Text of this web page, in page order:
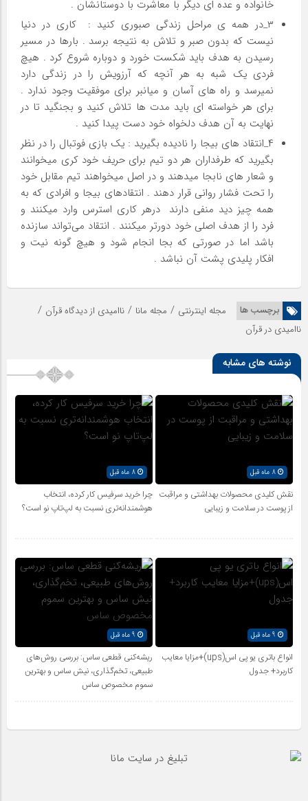
خانواده و عده ای دیگر با معاشرت با دوستانشان .
۳_در همه ی مراحل زندگی صبوری کنید : کاری در دنیا
نیست که بدون صبر و تلاش به نتیجه برسد . بارها در مسیر
رسیدن به هدف باید شکست خورد و دوباره شروع کرد . هیچ
فردی یک شبه به هر آنچه که آرزویش را در زندگی دارد
نمیرسد و راه های آسان و میانبر برای موفقیت وجود ندارد .
برای هر خواسته ای باید مدت ها تلاش کنید و بجنگید تا در
نهایت به آن هدف دلخواه خود دست پیدا کنید .
۴_انتقاد های بیجا را نادیده بگیرید : یک بازی فوتبال را در نظر
بگیرید که طرفداران هر دو تیم برای حریف خود کری میخوانند
و شعار های نابجا میدهند و در اصل میخواهند تیم مقابل خود
را تحت فشار روانی قرار دهند . انتقادهای بیجا و افرادی که به
همه چیز دید منفی دارند درهر کاری استرس وارد میکنند و
فرد را از هدف اصلی خود دورتر میکنند . انتقاد می‌تواند سازنده
باشد اما در صورتی که بجا انجام شود و هیچ گونه نیت و
افکار پلیدی پشت آن نباشد .
برچسب ها مجله اینترنتی / مجله مانا / ناامیدی از دیدگاه قرآن /
ناامیدی در قرآن
نوشته های مشابه
8 ماه قبل
نقش کلیدی محصولات بهداشتی و مراقبت
از پوست در سلامت و زیبایی
چرا خرید سرفیس کار کرده، انتخاب
هوشمندانه‌تری نسبت به لپ‌تاپ نو است؟
انواع باتری یو پی اس(ups)+مزایا معایب
کاربرد+ جدول
ریشه‌کنی قطعی ساس: بررسی روش‌های
طبیعی، تخم‌گذاری، نیش ساس و بهترین
سموم مخصوص ساس